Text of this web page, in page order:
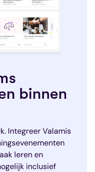
binnen
Integreer Valamis
leren en
inclusief